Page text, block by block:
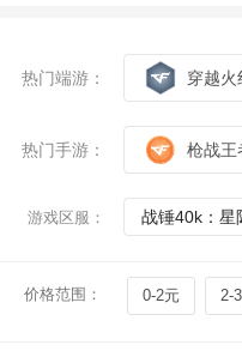
热门端游： 穿越火
热门手游： 枪战王
游戏区服： 战锤40k：星
价格范围： 0-2元 2-